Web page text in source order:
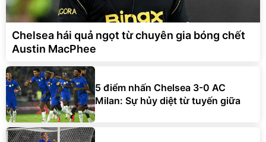
Chelsea hái quả ngọt từ chuyên gia bóng chết
Austin MacPhee
5 điểm nhấn Chelsea 3-0 AC
Milan: Sự hủy diệt từ tuyến giữa